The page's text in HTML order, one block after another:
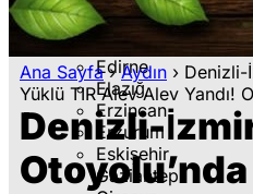
Diyarbakır
Edirne
Elazığ
Erzincan
Erzurum
Eskişehir
Gaziantep
Ana Sayfa›Aydın › Denizli-
Yüklü TIR Alev Alev Yandı!
Denizli-